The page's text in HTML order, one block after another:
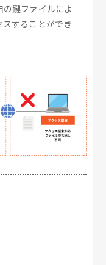
鍵ファイルによ
することができ